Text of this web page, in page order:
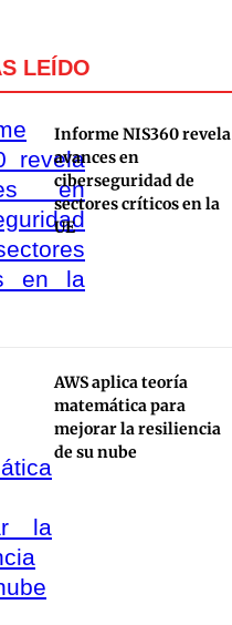
LEÍDO
Informe NIS360 revela
avances en
ciberseguridad de
sectores críticos en la
UE
AWS aplica teoría
matemática para
mejorar la resiliencia
de su nube